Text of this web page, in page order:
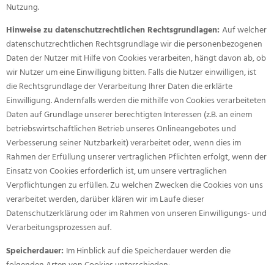
Nutzung.
Hinweise zu datenschutzrechtlichen Rechtsgrundlagen: Auf welcher
datenschutzrechtlichen Rechtsgrundlage wir die personenbezogenen
Daten der Nutzer mit Hilfe von Cookies verarbeiten, hängt davon ab, ob
wir Nutzer um eine Einwilligung bitten. Falls die Nutzer einwilligen, ist
die Rechtsgrundlage der Verarbeitung Ihrer Daten die erklärte
Einwilligung. Andernfalls werden die mithilfe von Cookies verarbeiteten
Daten auf Grundlage unserer berechtigten Interessen (z.B. an einem
betriebswirtschaftlichen Betrieb unseres Onlineangebotes und
Verbesserung seiner Nutzbarkeit) verarbeitet oder, wenn dies im
Rahmen der Erfüllung unserer vertraglichen Pflichten erfolgt, wenn der
Einsatz von Cookies erforderlich ist, um unsere vertraglichen
Verpflichtungen zu erfüllen. Zu welchen Zwecken die Cookies von uns
verarbeitet werden, darüber klären wir im Laufe dieser
Datenschutzerklärung oder im Rahmen von unseren Einwilligungs- und
Verarbeitungsprozessen auf.
Speicherdauer: Im Hinblick auf die Speicherdauer werden die